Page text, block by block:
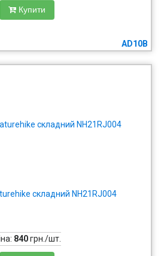
Купити
AD10B
складний NH21RJ004
840грн./шт.